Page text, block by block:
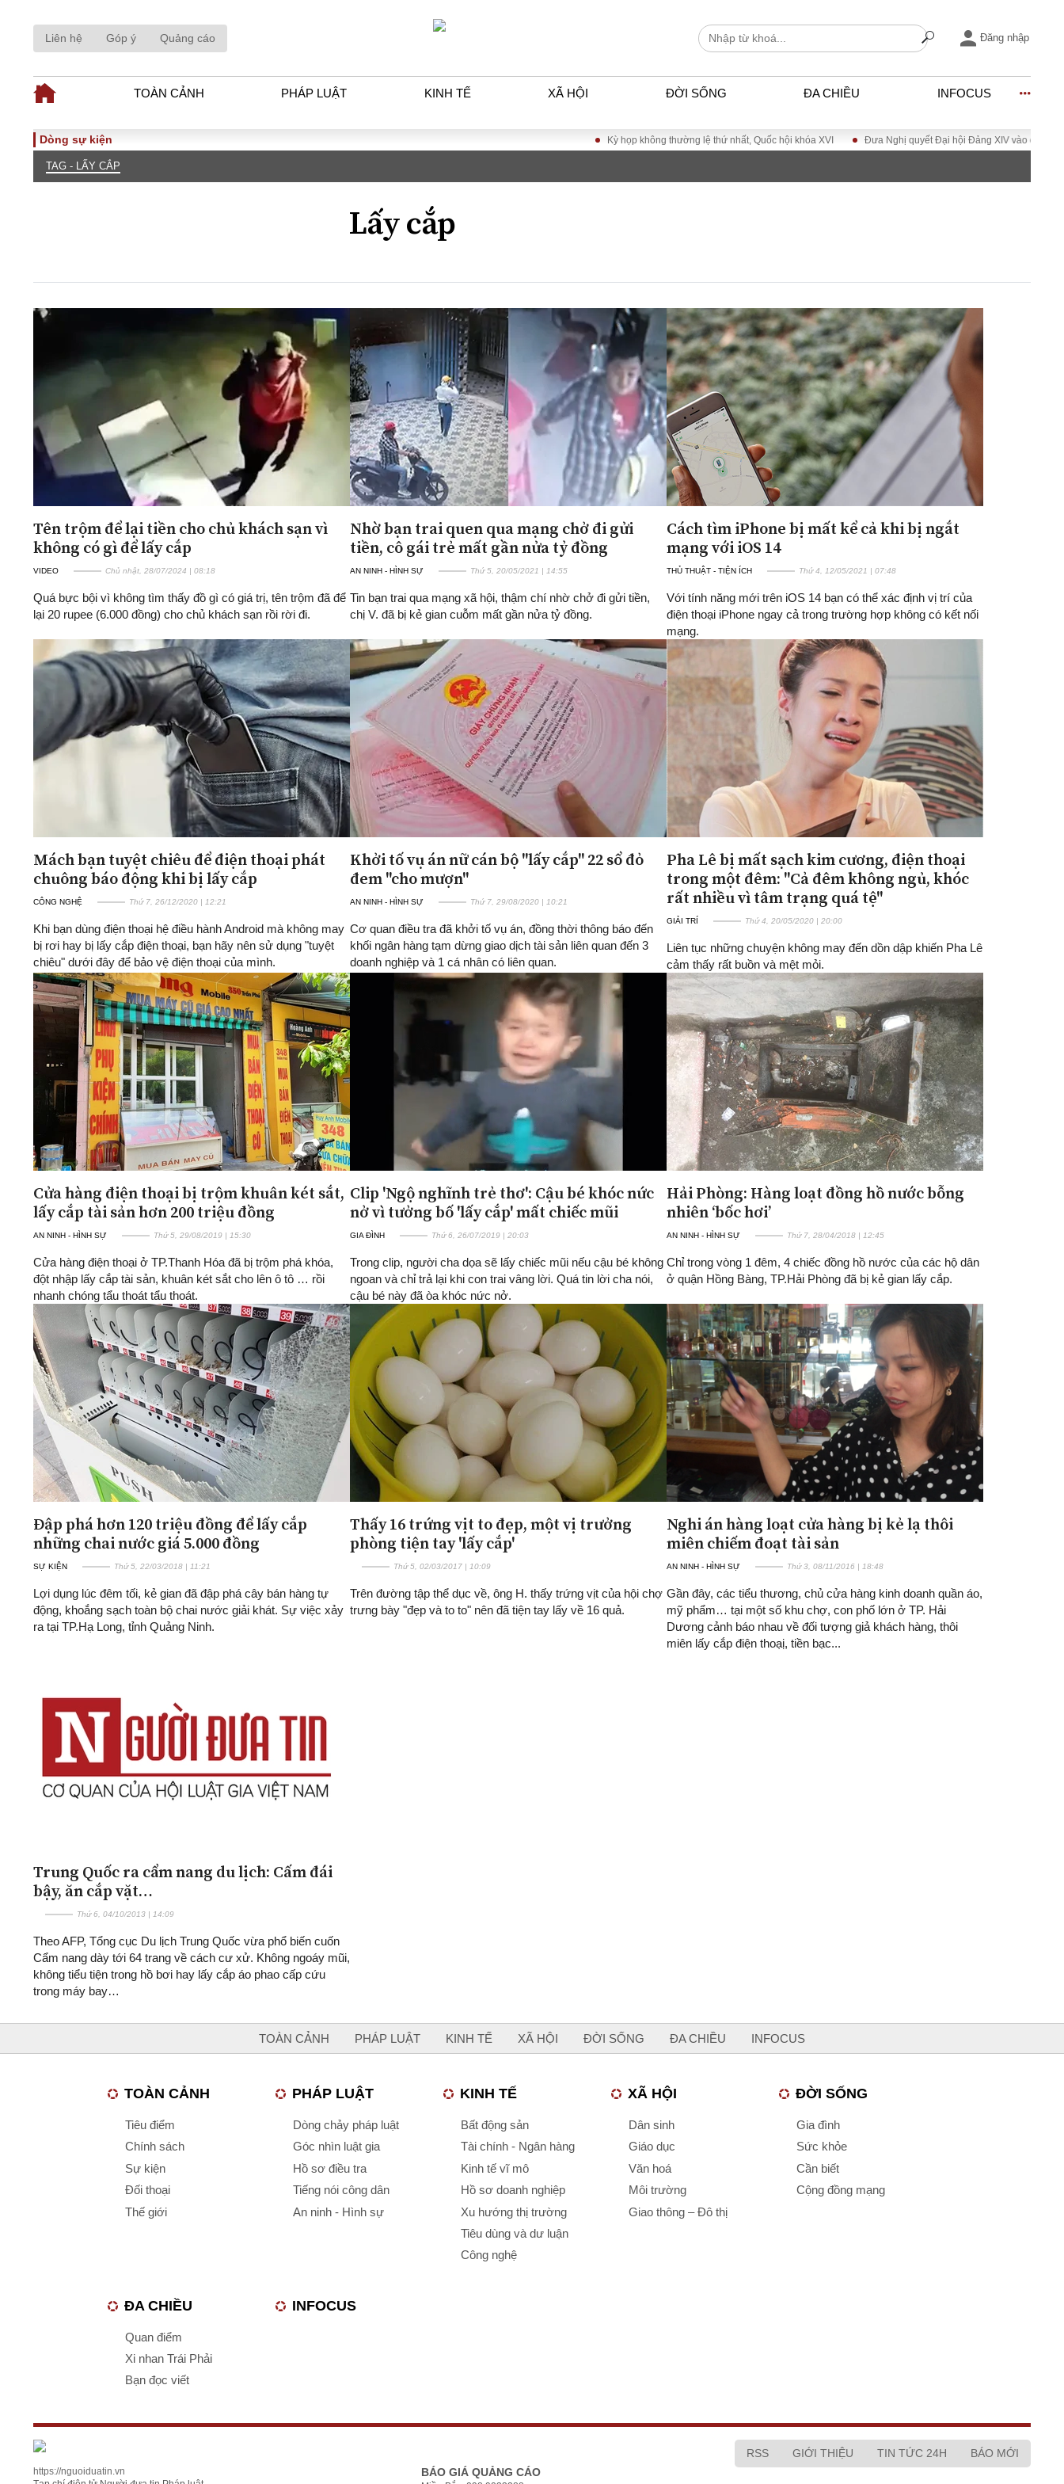
Liên hệ Góp ý Quảng cáo Đăng nhập
TOÀN CẢNH PHÁP LUẬT KINH TẾ XÃ HỘI ĐỜI SỐNG ĐA CHIỀU INFOCUS
TOÀN CẢNH
Tiêu điểm
PHÁP LUẬT
Dòng chảy pháp luật
KINH TẾ
Bất động sản
Công nghệ
XÃ HỘI
Dân sinh
ĐỜI SỐNG
Gia đình
ĐA CHIỀU
Quan điểm
Xi nhan Trái Phải
Bạn đọc viết
INFOCUS
Đăng ký tin tức mới
Dòng sự kiện Kỳ họp không thường lệ thứ nhất, Quốc hội khóa XVI Đưa Nghị quyết Đại hội Đảng XIV vào cuộc sống
TAG - LẤY CẮP
Lấy cắp
Tên trộm để lại tiền cho chủ khách sạn vì
không có gì để lấy cắp
VIDEO Chủ nhật, 28/07/2024 | 08:18
Quá bực bội vì không tìm thấy đồ gì có giá trị, tên trộm đã để
lại 20 rupee (6.000 đồng) cho chủ khách sạn rồi rời đi.
Nhờ bạn trai quen qua mạng chở đi gửi
tiền, cô gái trẻ mất gần nửa tỷ đồng
AN NINH - HÌNH SỰ Thứ 5, 20/05/2021 | 14:55
Tin bạn trai qua mạng xã hội, thậm chí nhờ chở đi gửi tiền,
chị V. đã bị kẻ gian cuỗm mất gần nửa tỷ đồng.
Cách tìm iPhone bị mất kể cả khi bị ngắt
mạng với iOS 14
THỦ THUẬT - TIỆN ÍCH Thứ 4, 12/05/2021 | 07:48
Với tính năng mới trên iOS 14 bạn có thể xác định vị trí của
điện thoại iPhone ngay cả trong trường hợp không có kết nối
mạng.
Mách bạn tuyệt chiêu để điện thoại phát
chuông báo động khi bị lấy cắp
CÔNG NGHỆ Thứ 7, 26/12/2020 | 12:21
Khi bạn dùng điện thoại hệ điều hành Android mà không may
bị rơi hay bị lấy cắp điện thoại, bạn hãy nên sử dụng "tuyệt
chiêu" dưới đây để bảo vệ điện thoại của mình.
Khởi tố vụ án nữ cán bộ "lấy cắp" 22 sổ đỏ
đem "cho mượn"
AN NINH - HÌNH SỰ Thứ 7, 29/08/2020 | 10:21
Cơ quan điều tra đã khởi tố vụ án, đồng thời thông báo đến
khối ngân hàng tạm dừng giao dịch tài sản liên quan đến 3
doanh nghiệp và 1 cá nhân có liên quan.
Pha Lê bị mất sạch kim cương, điện thoại
trong một đêm: "Cả đêm không ngủ, khóc
rất nhiều vì tâm trạng quá tệ"
GIẢI TRÍ Thứ 4, 20/05/2020 | 20:00
Liên tục những chuyện không may đến dồn dập khiến Pha Lê
cảm thấy rất buồn và mệt mỏi.
Cửa hàng điện thoại bị trộm khuân két sắt,
lấy cắp tài sản hơn 200 triệu đồng
AN NINH - HÌNH SỰ Thứ 5, 29/08/2019 | 15:30
Cửa hàng điện thoại ở TP.Thanh Hóa đã bị trộm phá khóa,
đột nhập lấy cắp tài sản, khuân két sắt cho lên ô tô … rồi
nhanh chóng tẩu thoát tẩu thoát.
Clip 'Ngộ nghĩnh trẻ thơ': Cậu bé khóc nức
nở vì tưởng bố 'lấy cắp' mất chiếc mũi
GIA ĐÌNH Thứ 6, 26/07/2019 | 20:03
Trong clip, người cha dọa sẽ lấy chiếc mũi nếu cậu bé không
ngoan và chỉ trả lại khi con trai vâng lời. Quá tin lời cha nói,
cậu bé này đã òa khóc nức nở.
Hải Phòng: Hàng loạt đồng hồ nước bỗng
nhiên ‘bốc hơi’
AN NINH - HÌNH SỰ Thứ 7, 28/04/2018 | 12:45
Chỉ trong vòng 1 đêm, 4 chiếc đồng hồ nước của các hộ dân
ở quận Hồng Bàng, TP.Hải Phòng đã bị kẻ gian lấy cắp.
Đập phá hơn 120 triệu đồng để lấy cắp
những chai nước giá 5.000 đồng
SỰ KIỆN Thứ 5, 22/03/2018 | 11:21
Lợi dụng lúc đêm tối, kẻ gian đã đập phá cây bán hàng tự
động, khoắng sạch toàn bộ chai nước giải khát. Sự việc xảy
ra tại TP.Hạ Long, tỉnh Quảng Ninh.
Thấy 16 trứng vịt to đẹp, một vị trưởng
phòng tiện tay 'lấy cắp'
Thứ 5, 02/03/2017 | 10:09
Trên đường tập thể dục về, ông H. thấy trứng vịt của hội chợ
trưng bày "đẹp và to to" nên đã tiện tay lấy về 16 quả.
Nghi án hàng loạt cửa hàng bị kẻ lạ thôi
miên chiếm đoạt tài sản
AN NINH - HÌNH SỰ Thứ 3, 08/11/2016 | 18:48
Gần đây, các tiểu thương, chủ cửa hàng kinh doanh quần áo,
mỹ phẩm… tại một số khu chợ, con phố lớn ở TP. Hải
Dương cảnh báo nhau về đối tượng giả khách hàng, thôi
miên lấy cắp điện thoạị, tiền bạc...
Trung Quốc ra cẩm nang du lịch: Cấm đái
bậy, ăn cắp vặt…
Thứ 6, 04/10/2013 | 14:09
Theo AFP, Tổng cục Du lịch Trung Quốc vừa phổ biến cuốn
Cẩm nang dày tới 64 trang về cách cư xử. Không ngoáy mũi,
không tiểu tiện trong hồ bơi hay lấy cắp áo phao cấp cứu
trong máy bay…
TOÀN CẢNH PHÁP LUẬT KINH TẾ XÃ HỘI ĐỜI SỐNG ĐA CHIỀU INFOCUS
TOÀN CẢNH
Tiêu điểm
Chính sách
Sự kiện
Đối thoại
Thế giới
PHÁP LUẬT
Dòng chảy pháp luật
Góc nhìn luật gia
Hồ sơ điều tra
Tiếng nói công dân
An ninh - Hình sự
KINH TẾ
Bất động sản
Tài chính - Ngân hàng
Kinh tế vĩ mô
Hồ sơ doanh nghiệp
Xu hướng thị trường
Tiêu dùng và dư luận
Công nghệ
XÃ HỘI
Dân sinh
Giáo dục
Văn hoá
Môi trường
Giao thông – Đô thị
ĐỜI SỐNG
Gia đình
Sức khỏe
Cần biết
Cộng đồng mạng
ĐA CHIỀU
Quan điểm
Xi nhan Trái Phải
Bạn đọc viết
INFOCUS
https://nguoiduatin.vn
BÁO GIÁ QUẢNG CÁO
RSS GIỚI THIỆU TIN TỨC 24H BÁO MỚI